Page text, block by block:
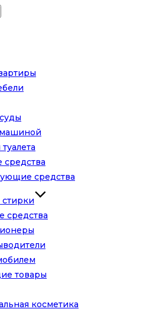
средства
стирки
товары
косметика